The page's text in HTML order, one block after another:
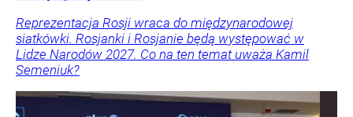
Reprezentacja Rosji wraca do międzynarodowej
siatkówki. Rosjanki i Rosjanie będą występować w
Lidze Narodów 2027. Co na ten temat uważa Kamil
Semeniuk?